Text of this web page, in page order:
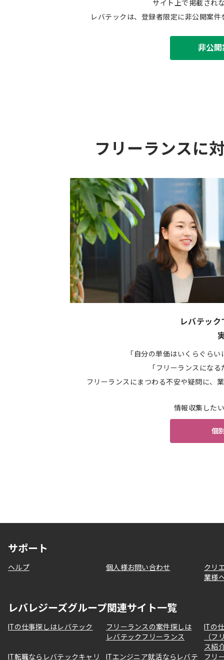
サイト上で掲載され
レバテックは、登録者限定に非公開案
非公
フリーランスに
レバテッ
「自分の単価はいくらぐら
「フリーランスにな
フリーランスにまつわる不安や疑問に、
情報収集した
個
サポート
ヘルプ 個人様お問い合わせ
クリ
業様
レバレジーズグループ関連サイト一覧
ITの仕事探しはレバテック
フリーランスの案件探しは
レバテックフリーランス
ITの
（フ
ス紹
IT転職ならレバテックキャリ
ITエンジニア就活ならレバテ
フリ